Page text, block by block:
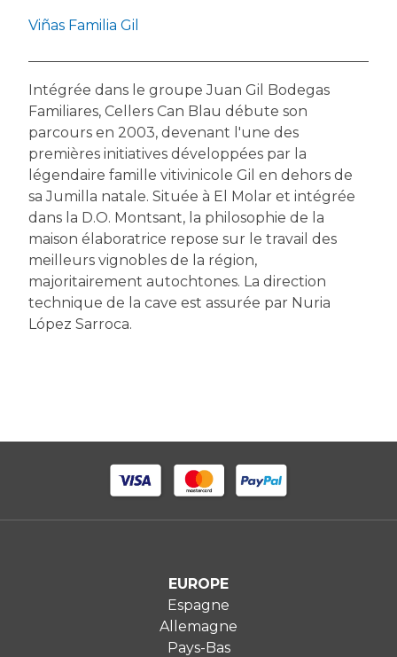
Viñas Familia Gil
Intégrée dans le groupe Juan Gil Bodegas
Familiares, Cellers Can Blau débute son
parcours en 2003, devenant l'une des
premières initiatives développées par la
légendaire famille vitivinicole Gil en dehors de
sa Jumilla natale. Située à El Molar et intégrée
dans la D.O. Montsant, la philosophie de la
maison élaboratrice repose sur le travail des
meilleurs vignobles de la région,
majoritairement autochtones. La direction
technique de la cave est assurée par Nuria
López Sarroca.
EUROPE
Espagne
Allemagne
Pays-Bas